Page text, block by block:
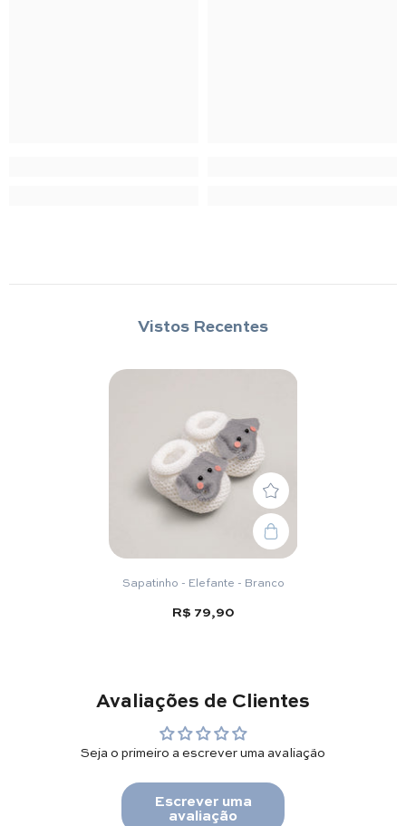
Vistos Recentes
Sapatinho - Elefante - Branco
R$ 79,90
Avaliações de Clientes
Seja o primeiro a escrever uma avaliação
Escrever uma
avaliação